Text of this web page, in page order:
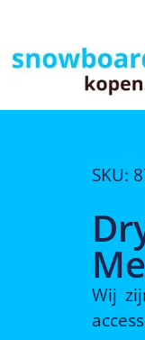
SKU:
Wij